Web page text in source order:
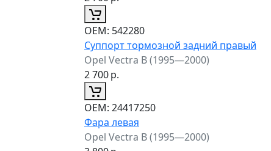
ОЕМ: 542280
Суппорт тормозной задний правый
Opel Vectra B (1995—2000)
2 700р.
ОЕМ: 24417250
Фара левая
Opel Vectra B (1995—2000)